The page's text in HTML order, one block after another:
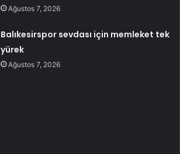
Ağustos 7, 2026
Balıkesirspor sevdası için memleket tek
yürek
Ağustos 7, 2026